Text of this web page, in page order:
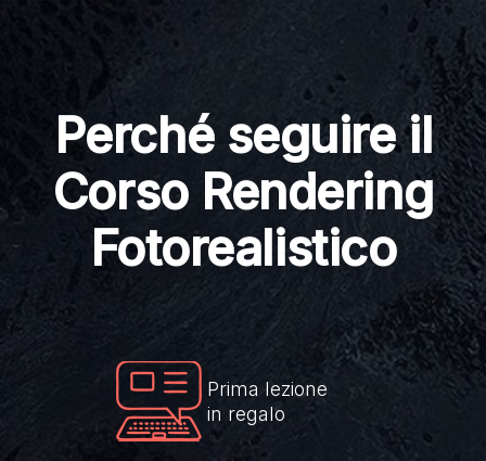
Perché seguire il
Corso Rendering
Fotorealistico
Prima lezione
in regalo